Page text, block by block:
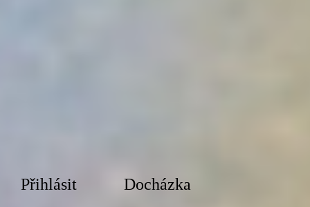
Přihlásit Docházka